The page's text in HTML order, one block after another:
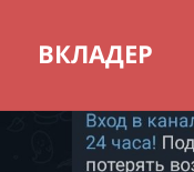
ВКЛАДЕР